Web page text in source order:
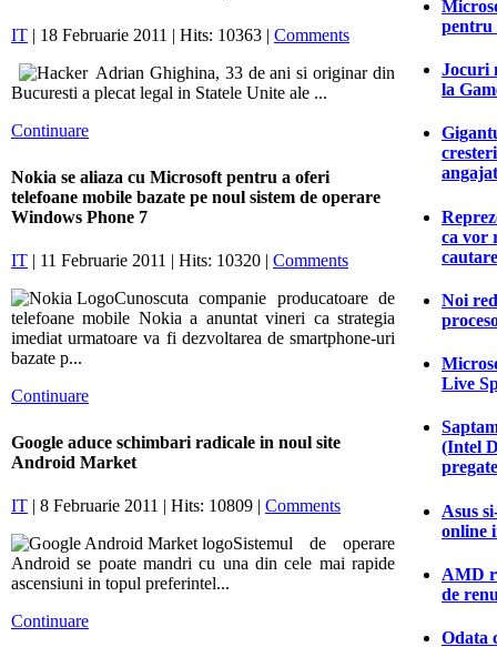
IT | 18 Februarie 2011 | Hits: 10363 | Comments
Adrian Ghighina, 33 de ani si originar din
Bucuresti a plecat legal in Statele Unite ale ...
Continuare
Nokia se aliaza cu Microsoft pentru a oferi
telefoane mobile bazate pe noul sistem de operare
Windows Phone 7
IT | 11 Februarie 2011 | Hits: 10320 | Comments
Cunoscuta companie producatoare de
telefoane mobile Nokia a anuntat vineri ca strategia
imediat urmatoare va fi dezvoltarea de smartphone-uri
bazate p...
Continuare
Google aduce schimbari radicale in noul site
Android Market
IT | 8 Februarie 2011 | Hits: 10809 | Comments
Sistemul de operare
Android se poate mandri cu una din cele mai rapide
ascensiuni in topul preferintel...
Continuare
pentru
Jocuri
la
ca vor
Noi
Live
(Intel
Asus
online
AMD
de
Odata